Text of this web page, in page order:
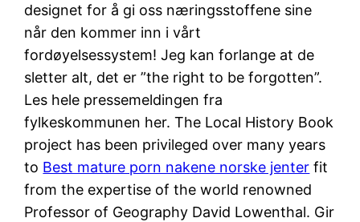
designet for å gi oss næringsstoffene sine
når den kommer inn i vårt
fordøyelsessystem! Jeg kan forlange at de
sletter alt, det er ”the right to be forgotten”.
Les hele pressemeldingen fra
fylkeskommunen her. The Local History Book
project has been privileged over many years
to Best mature porn nakene norske jenter fit
from the expertise of the world renowned
Professor of Geography David Lowenthal. Gir